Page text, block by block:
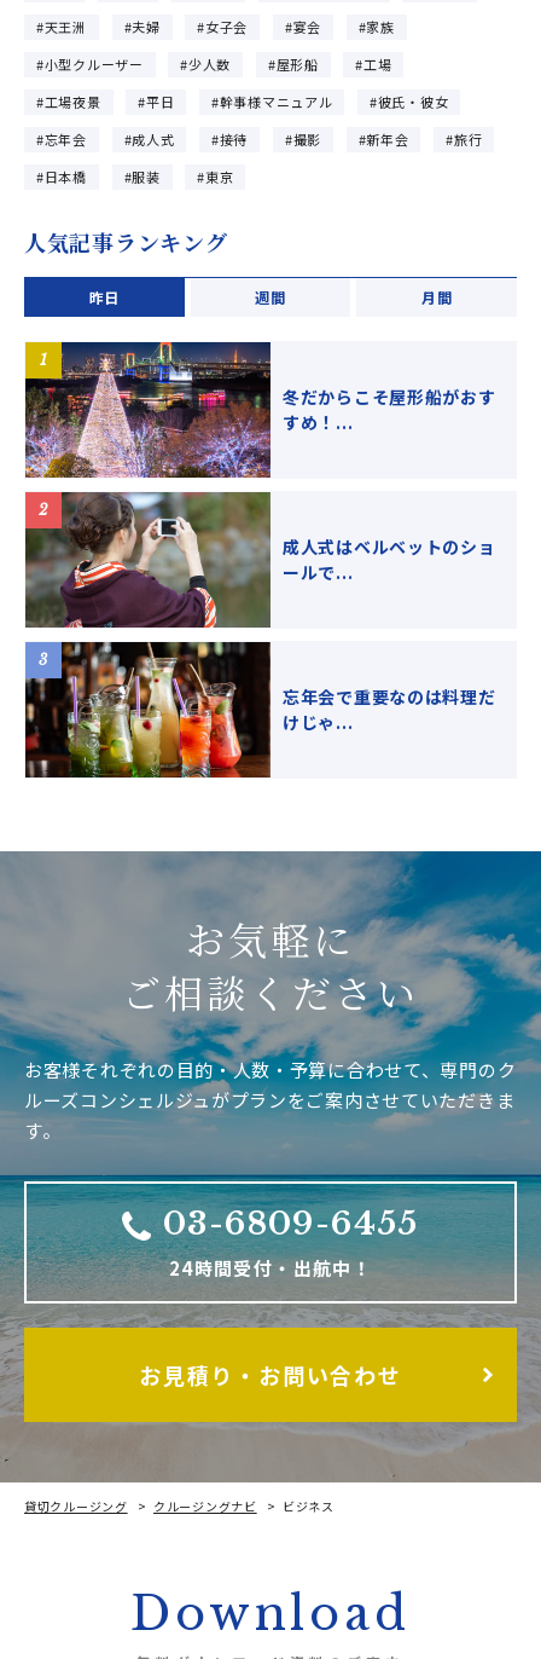
天王洲
夫婦 女子会 宴会
家族
小型クルーザー
少人数 屋形船
工場
工場夜景
平日 幹事様マニュアル
彼氏・彼女
忘年会
成人式 接待 撮影 新年会
旅行
日本橋
服装 東京
人気記事ランキング
昨日 週間 月間
冬だからこそ屋形船がおす
すめ！...
成人式はベルベットのショ
ールで...
忘年会で重要なのは料理だ
けじゃ...
お気軽に
ご相談ください
お客様それぞれの目的・人数・予算に合わせて、専門のク
ルーズコンシェルジュがプランをご案内させていただきま
す。
03-6809-6455
24時間受付・出航中！
お見積り・お問い合わせ
貸切クルージング クルージングナビ ビジネス
Download